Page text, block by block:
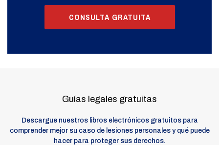
CONSULTA GRATUITA
Guías legales gratuitas
Descargue nuestros libros electrónicos gratuitos para
comprender mejor su caso de lesiones personales y qué puede
hacer para proteger sus derechos.